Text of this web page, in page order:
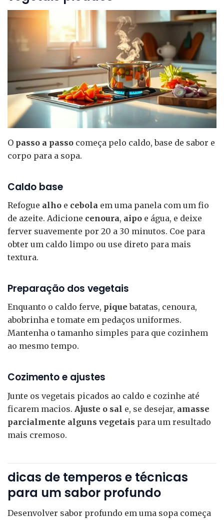
O passo a passo começa pelo caldo, base de sabor e
corpo para a sopa.
Caldo base
Refogue alho e cebola em uma panela com um fio
de azeite. Adicione cenoura, aipo e água, e deixe
ferver suavemente por 20 a 30 minutos. Coe para
obter um caldo limpo ou use direto para mais
textura.
Preparação dos vegetais
Enquanto o caldo ferve, pique batatas, cenoura,
abobrinha e tomate em pedaços uniformes.
Mantenha o tamanho simples para que cozinhem
ao mesmo tempo.
Cozimento e ajustes
Junte os vegetais picados ao caldo e cozinhe até
ficarem macios. Ajuste o sal e, se desejar, amasse
parcialmente alguns vegetais para um resultado
mais cremoso.
dicas de temperos e técnicas
para um sabor profundo
Desenvolver sabor profundo em uma sopa começa